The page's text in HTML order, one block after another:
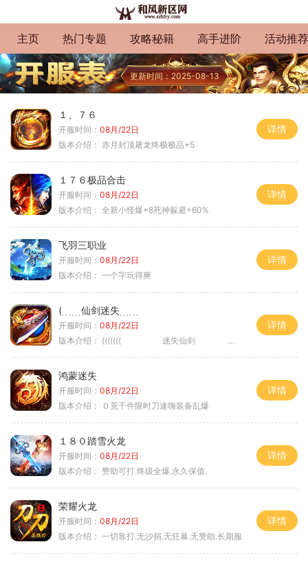
主页 热门专题 攻略秘籍 高手进阶 活动推荐
更新时间：2025-08-13
１、７６
开服时间： 08月/22日
版本介绍： 赤月封顶屠龙终极极品+5
详情
１７６极品合击
开服时间： 08月/22日
版本介绍： 全新小怪爆+8死神躲避+60%
详情
飞羽三职业
开服时间： 08月/22日
版本介绍： 一个字玩得爽
详情
(﹍﹍仙剑迷失﹍﹍
开服时间： 08月/22日
版本介绍： ((((((( 迷失仙剑 )))))
详情
鸿蒙迷失
开服时间： 08月/22日
版本介绍：
０茺千件限时刀速嗨装备乱爆
详情
１８０踏雪火龙
开服时间： 08月/22日
版本介绍： 赞助可打.终级全爆.永久保值.
详情
荣耀火龙
开服时间： 08月/22日
版本介绍： 一切靠打.无沙捐.无狂暴.无赞助.长期服
详情